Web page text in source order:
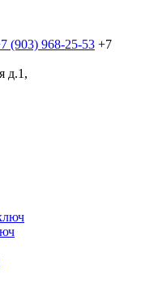
(903) 968-25-53 +7
д.1,